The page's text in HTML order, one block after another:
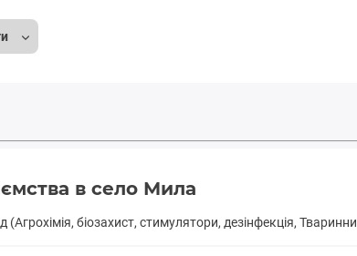
в село Мила
(Агрохімія, біозахист, стимулятори, дезінфекція,